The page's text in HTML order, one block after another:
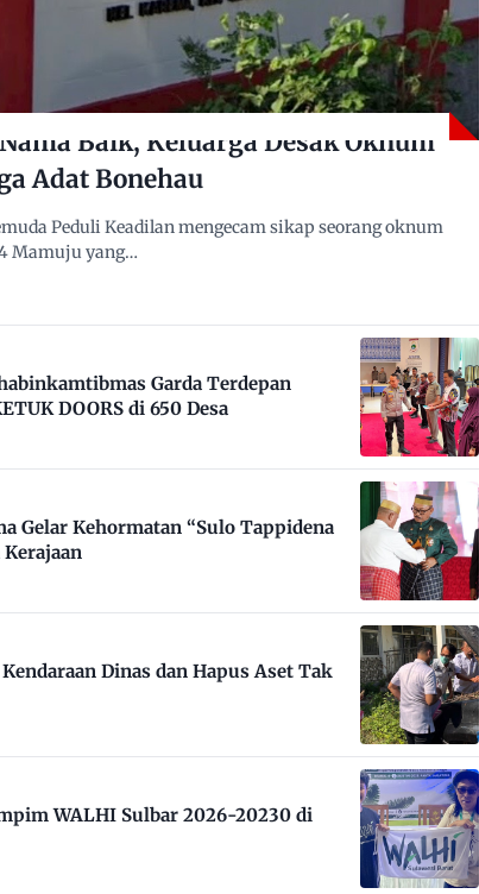
Baik, Keluarga Desak Oknum
Adat Bonehau
Peduli Keadilan mengecam sikap seorang oknum
Mamuju yang…
Garda Terdepan
DOORS di 650 Desa
Gelar Kehormatan “Sulo Tappidena
Kerajaan
Dinas dan Hapus Aset Tak
WALHI Sulbar 2026-20230 di